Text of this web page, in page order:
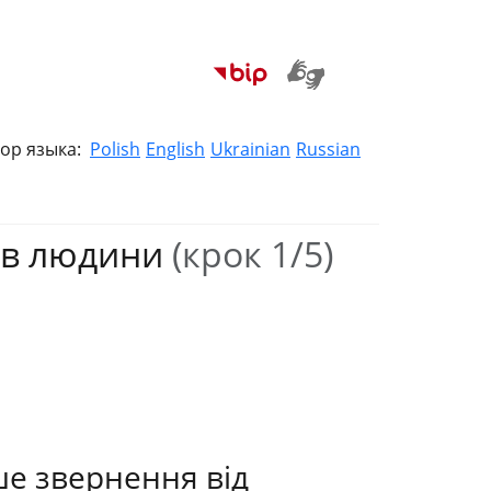
языка: Polish English Ukrainian Russian
людини (крок 1/5)
звернення від